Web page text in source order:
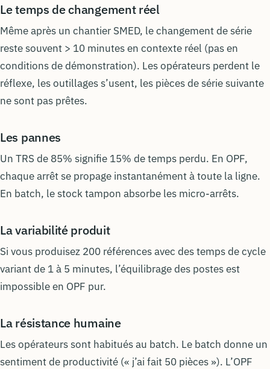
Le temps de changement réel
Même après un chantier SMED, le changement de série
reste souvent > 10 minutes en contexte réel (pas en
conditions de démonstration). Les opérateurs perdent le
réflexe, les outillages s’usent, les pièces de série suivante
ne sont pas prêtes.
Les pannes
Un TRS de 85% signifie 15% de temps perdu. En OPF,
chaque arrêt se propage instantanément à toute la ligne.
En batch, le stock tampon absorbe les micro-arrêts.
La variabilité produit
Si vous produisez 200 références avec des temps de cycle
variant de 1 à 5 minutes, l’équilibrage des postes est
impossible en OPF pur.
La résistance humaine
Les opérateurs sont habitués au batch. Le batch donne un
sentiment de productivité (« j’ai fait 50 pièces »). L’OPF